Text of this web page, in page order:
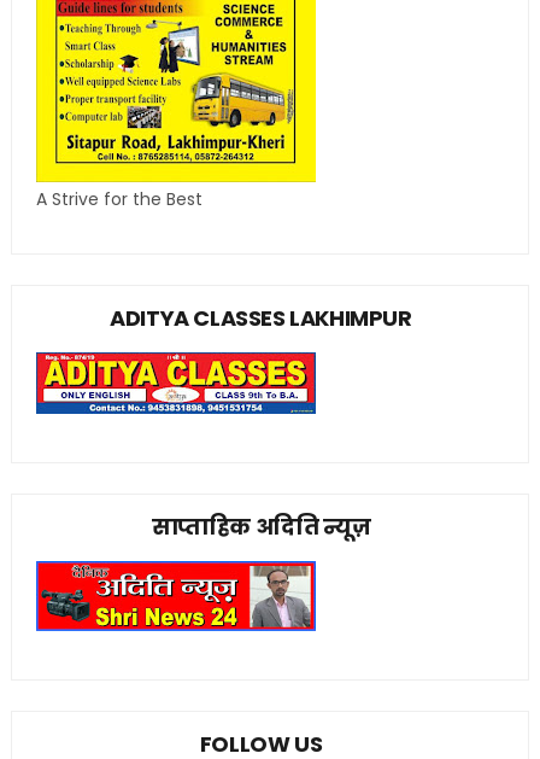
A Strive for the Best
ADITYA CLASSES LAKHIMPUR
साप्ताहिक अदिति न्यूज़
FOLLOW US